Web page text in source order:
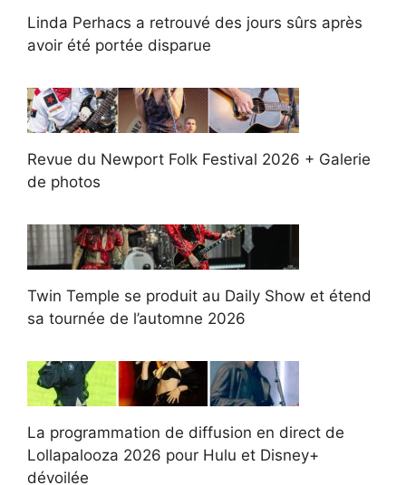
Linda Perhacs a retrouvé des jours sûrs après
avoir été portée disparue
Revue du Newport Folk Festival 2026 + Galerie
de photos
Twin Temple se produit au Daily Show et étend
sa tournée de l’automne 2026
La programmation de diffusion en direct de
Lollapalooza 2026 pour Hulu et Disney+
dévoilée